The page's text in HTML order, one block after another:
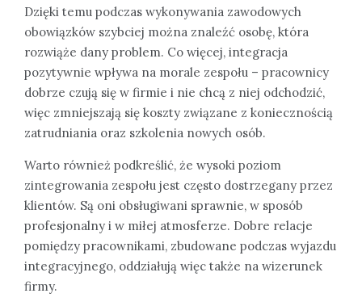
Dzięki temu podczas wykonywania zawodowych
obowiązków szybciej można znaleźć osobę, która
rozwiąże dany problem. Co więcej, integracja
pozytywnie wpływa na morale zespołu – pracownicy
dobrze czują się w firmie i nie chcą z niej odchodzić,
więc zmniejszają się koszty związane z koniecznością
zatrudniania oraz szkolenia nowych osób.
Warto również podkreślić, że wysoki poziom
zintegrowania zespołu jest często dostrzegany przez
klientów. Są oni obsługiwani sprawnie, w sposób
profesjonalny i w miłej atmosferze. Dobre relacje
pomiędzy pracownikami, zbudowane podczas wyjazdu
integracyjnego, oddziałują więc także na wizerunek
firmy.